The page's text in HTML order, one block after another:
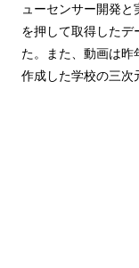
ューセンサー開発
を押して取得したデ
た。また、動画は昨
作成した学校の三次